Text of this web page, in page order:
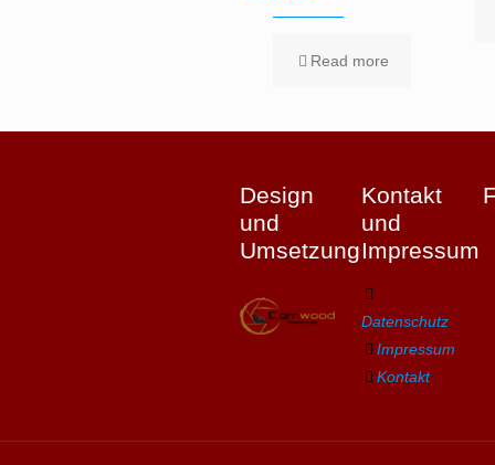
Read more
Design
und
Umsetzung
Kontakt
und
Impressum
Datenschutz
Impressum
Kontakt